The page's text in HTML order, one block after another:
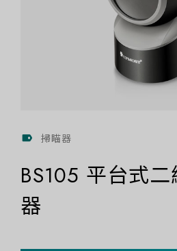
掃瞄器
BS105 平台式
器